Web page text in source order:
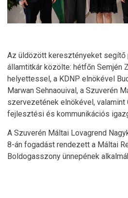
Az üldözött keresztényeket segítő
államtitkár közölte: hétfőn Semjén
helyettessel, a KDNP elnökével
Marwan Sehnaouival, a Szuverén
szervezetének elnökével, valamint
fejlesztési és kommunikációs
A Szuverén Máltai Lovagrend
8-án fogadást rendezett a Máltai
Boldogasszony ünnepének